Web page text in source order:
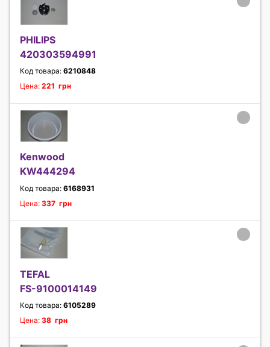
PHILIPS
420303594991
Код товара: 6210848
Цена: 221 грн
Kenwood
KW444294
Код товара: 6168931
Цена: 337 грн
TEFAL
FS-9100014149
Код товара: 6105289
Цена: 38 грн